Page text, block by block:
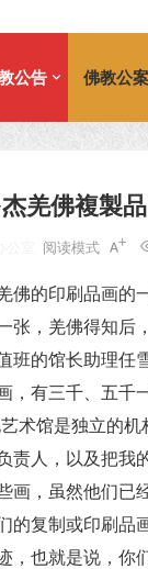
公告 佛教公案
羌佛複製
阅读模式
佛的印刷品画的
张，羌佛得知后
班的馆长助理任
，有三千、五千
术馆是独立的
责人，以及把我
画，虽然他们已
的复制或印刷品
，也就是说，你